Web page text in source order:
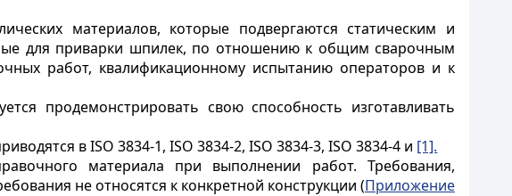
материалов, которые подвергаются статическим и
для приварки шпилек, по отношению к общим сварочным
работ, квалификационному испытанию операторов и к
продемонстрировать свою способность изготавливать
в ISO 3834-1, ISO 3834-2, ISO 3834-3, ISO 3834-4 и [1].
материала при выполнении работ. Требования,
не относятся к конкретной конструкции (Приложение